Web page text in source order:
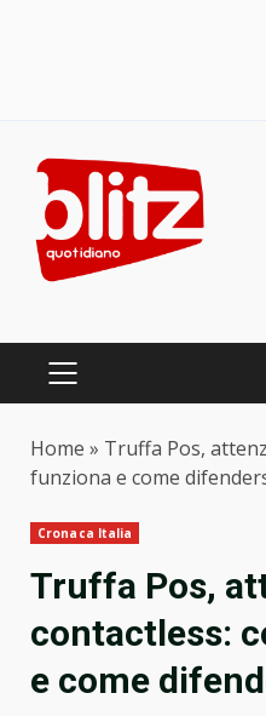
content
PRIMARY
Home » Truffa Pos,
funziona e come
Cronaca Italia
Truffa Pos,
contactless:
e come